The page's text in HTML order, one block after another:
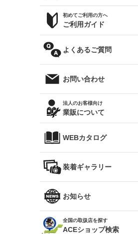
外装・補修パーツ
オリジンアーム(足回り)
レンズ
マフラー
リアゲート
メンテナンスパーツ
JZX110 マークⅡ
ハイエース
レビン
トレノ
マークX
クラウン
クラウンマジェスタ
アリスト
ソアラ
アルテッツァ
プロボックス
シルビア S15
180SX
ワンビア
Z32 フェアレディZ
R34 スカイライン
スカイライン
（ER34/R33/ECR33/R32）
三菱
デリカ D:5
軽自動車
汎用
サマータイヤ
ジムニー用タイヤ
ハイエース・バン用タイ
ホイールナット
トップス(長袖)
パーカー
オーバーオール(つなぎ)
タオル
帽子
バッグ
ファッション小物
雑貨・ステーショナリー
ログインする
お気に入りリスト
クーポンを見る
閲覧履歴
ニュースレターお申し込み
初めてご利用の方へ
ご利用ガイド
よくあるご質問
お問い合わせ
法人のお客様向け
業販について
WEBカタログ
装着ギャラリー
お知らせ
全国の取扱店を探す
ACEショップ検索